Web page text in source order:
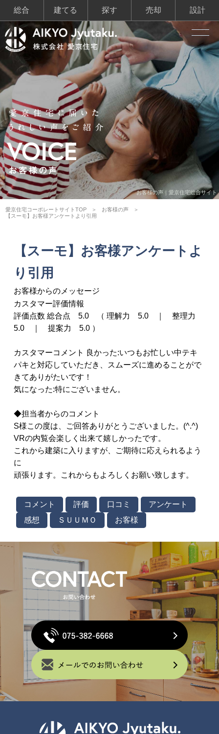
総合 建てる 探す 売却 設計
お客様の声｜愛京住宅総合サイト
愛京住宅コーポレートサイトTOP
お客様の声
【スーモ】お客様アンケートより引用
【スーモ】お客様アンケートよ
り引用
お客様からのメッセージ
カスタマー評価情報
評価点数 総合点 5.0 （ 理解力 5.0 ｜ 整理力
5.0 ｜ 提案力 5.0 ）
カスタマーコメント 良かった:いつもお忙しい中テキ
パキと対応していただき、スムーズに進めることがで
きてありがたいです！
気になった:特にございません。
◆担当者からのコメント
S様この度は、ご回答ありがとうございました。(^.^)
VRの内覧会楽しく出来て嬉しかったです。
これから建築に入りますが、ご期待に応えられるよう
に
頑張ります。これからもよろしくお願い致します。
コメント 評価 口コミ
アンケート
感想
ＳＵＵＭＯ お客様